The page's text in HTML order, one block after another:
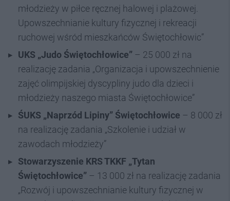
młodzieży w piłce ręcznej halowej i plażowej.
Upowszechnianie kultury fizycznej i rekreacji
ruchowej wśród mieszkańców Świętochłowic”
UKS „Judo Świętochłowice” – 25 000 zł na
realizację zadania „Organizacja i upowszechnienie
zajęć olimpijskiej dyscypliny judo dla dzieci i
młodzieży naszego miasta Świętochłowice”
ŚUKS „Naprzód Lipiny” Świętochłowice – 8 000 zł
na realizację zadania „Szkolenie i udział w
zawodach młodzieży”
Stowarzyszenie KRS TKKF „Tytan
Świętochłowice” – 13 000 zł na realizację zadania
„Rozwój i upowszechnianie kultury fizycznej w